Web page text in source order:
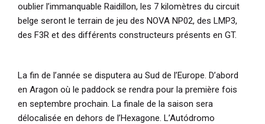
oublier l’immanquable Raidillon, les 7 kilomètres du circuit
belge seront le terrain de jeu des NOVA NP02, des LMP3,
des F3R et des différents constructeurs présents en GT.
La fin de l’année se disputera au Sud de l’Europe. D’abord
en Aragon où le paddock se rendra pour la première fois
en septembre prochain. La finale de la saison sera
délocalisée en dehors de l’Hexagone. L’Autódromo